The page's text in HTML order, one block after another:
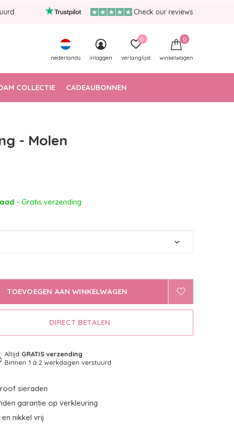
COLLECTIE CADEAUBONNEN
nederlands inloggen verlanglijst
0
winkelwagen
0
Check our reviews
- Molen
- Gratis verzending
TOEVOEGEN AAN WINKELWAGEN
DIRECT BETALEN
Altijd GRATIS verzending
Binnen 1 á 2 werkdagen verstuurd
sieraden
garantie op verkleuring
nikkel vrij